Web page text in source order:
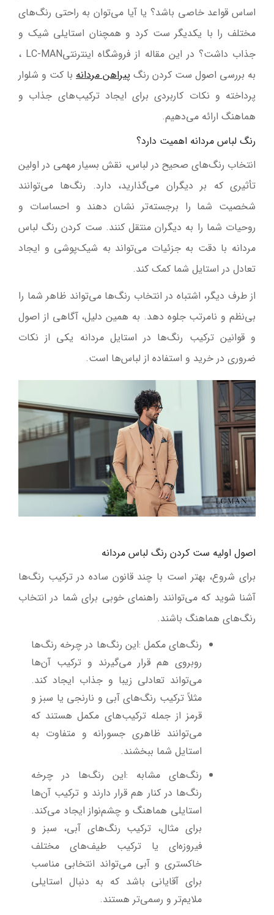
اساس قواعد خاصی باشد؟ یا آیا می‌توان به راحتی رنگ‌های
مختلف را با یکدیگر ست کرد و همچنان استایلی شیک و
جذاب داشت؟ در این مقاله از فروشگاه اینترنتیLC-MAN ،
به بررسی اصول ست کردن رنگ پیراهن مردانه با کت و شلوار
پرداخته و نکات کاربردی برای ایجاد ترکیب‌های جذاب و
هماهنگ ارائه می‌دهیم.
رنگ لباس مردانه اهمیت دارد؟
انتخاب رنگ‌های صحیح در لباس، نقش بسیار مهمی در اولین
تأثیری که بر دیگران می‌گذارید، دارد. رنگ‌ها می‌توانند
شخصیت شما را برجسته‌تر نشان دهند و احساسات و
روحیات شما را به دیگران منتقل کنند. ست کردن رنگ لباس
مردانه با دقت به جزئیات می‌تواند به شیک‌پوشی و ایجاد
تعادل در استایل شما کمک کند.
از طرف دیگر، اشتباه در انتخاب رنگ‌ها می‌تواند ظاهر شما را
بی‌نظم و نامرتب جلوه دهد. به همین دلیل، آگاهی از اصول
و قوانین ترکیب رنگ‌ها در استایل مردانه یکی از نکات
ضروری در خرید و استفاده از لباس‌ها است.
اصول اولیه ست کردن رنگ لباس مردانه
برای شروع، بهتر است با چند قانون ساده در ترکیب رنگ‌ها
آشنا شوید که می‌توانند راهنمای خوبی برای شما در انتخاب
رنگ‌های هماهنگ باشند.
رنگ‌های مکمل :این رنگ‌ها در چرخه رنگ‌ها
روبروی هم قرار می‌گیرند و ترکیب آن‌ها
می‌تواند تعادلی زیبا و جذاب ایجاد کند.
مثلاً ترکیب رنگ‌های آبی و نارنجی یا سبز و
قرمز از جمله ترکیب‌های مکمل هستند که
می‌توانند ظاهری جسورانه و متفاوت به
استایل شما ببخشند.
رنگ‌های مشابه :این رنگ‌ها در چرخه
رنگ‌ها در کنار هم قرار دارند و ترکیب آن‌ها
استایلی هماهنگ و چشم‌نواز ایجاد می‌کند.
برای مثال، ترکیب رنگ‌های آبی، سبز و
فیروزه‌ای یا ترکیب طیف‌های مختلف
خاکستری و آبی می‌تواند انتخابی مناسب
برای آقایانی باشد که به دنبال استایلی
ملایم‌تر و رسمی‌تر هستند.